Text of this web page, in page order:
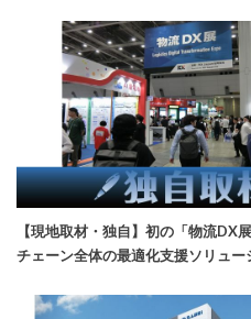
【現地取材・独自】初の「物流DX
チェーン全体の最適化支援ソリュー